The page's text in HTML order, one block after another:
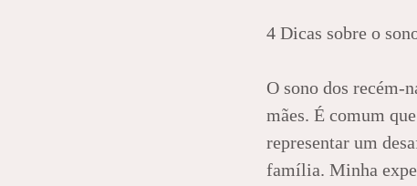
4 Dicas sobre o
O sono dos recém-
mães. É comum
representar um
família. Minha